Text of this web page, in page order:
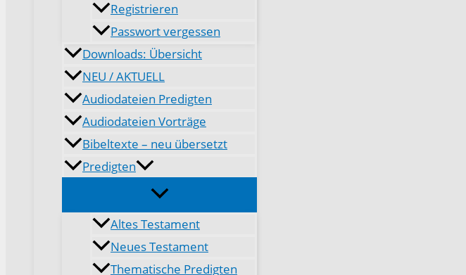
Registrieren
Passwort vergessen
Downloads: Übersicht
NEU / AKTUELL
Audiodateien Predigten
Audiodateien Vorträge
Bibeltexte – neu übersetzt
Predigten
Altes Testament
Neues Testament
Thematische Predigten